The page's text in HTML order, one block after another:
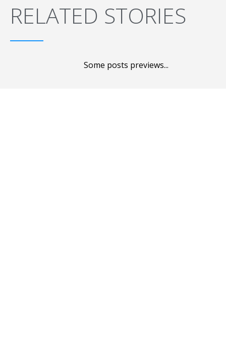
RELATED STORIES
Some posts previews...